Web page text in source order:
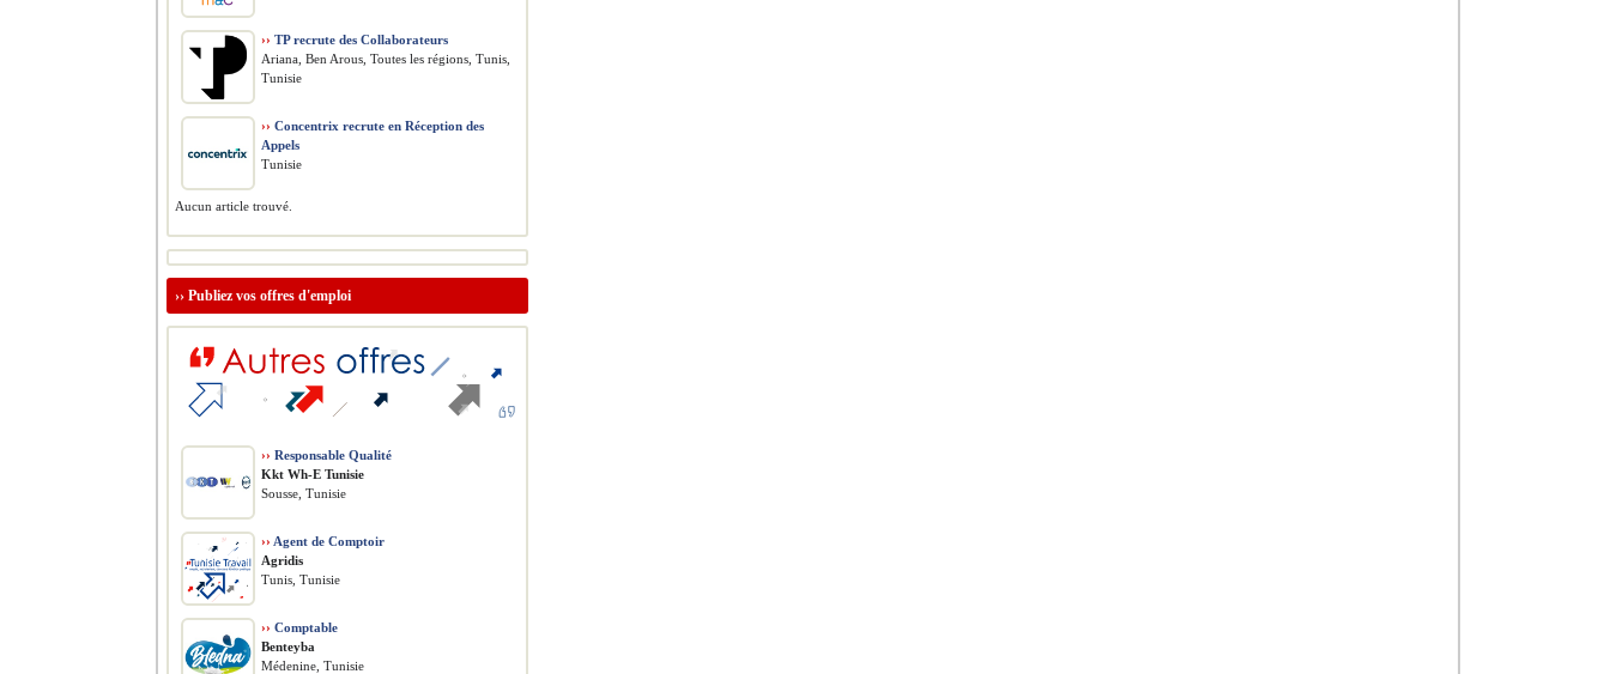
›› TP recrute des Collaborateurs
Ariana, Ben Arous, Toutes les régions, Tunis,
Tunisie
›› Concentrix recrute en Réception des
Appels
Tunisie
Aucun article trouvé.
›› Publiez vos offres d'emploi
›› Responsable Qualité
Kkt Wh-E Tunisie
Sousse, Tunisie
›› Agent de Comptoir
Agridis
Tunis, Tunisie
›› Comptable
Benteyba
Médenine, Tunisie